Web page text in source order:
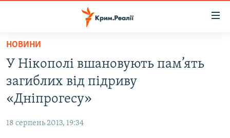
Перейти
основного
матеріалу
Перейти
до
основної
навігації
ВОДА.КРИМ
ВІДЕО ТА ФОТО
БЛОГИ
НОВИНИ
У Нікополі вшановують пам’ять
загиблих від підриву
«Дніпрогесу»
18 серпень 2013, 19:34